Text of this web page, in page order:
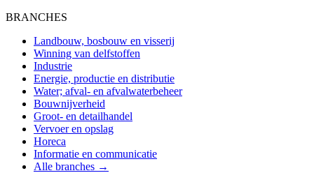
BRANCHES
Landbouw, bosbouw en visserij
Winning van delfstoffen
Industrie
Energie, productie en distributie
Water; afval- en afvalwaterbeheer
Bouwnijverheid
Groot- en detailhandel
Vervoer en opslag
Horeca
Informatie en communicatie
Alle branches →